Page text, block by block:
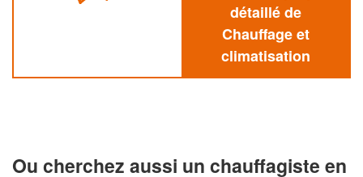
détaillé de
Chauffage et
climatisation
Ou cherchez aussi un chauffagiste en